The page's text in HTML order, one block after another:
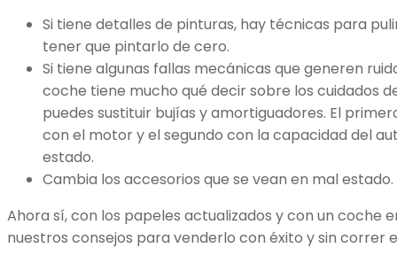
Si tiene detalles de pinturas, hay técnicas para
tener que pintarlo de cero.
Si tiene algunas fallas mecánicas que generen
coche tiene mucho qué decir sobre los cuidados
puedes sustituir bujías y amortiguadores. El
con el motor y el segundo con la capacidad del
estado.
Cambia los accesorios que se vean en mal estado.
Ahora sí, con los papeles actualizados y con un coche
nuestros consejos para venderlo con éxito y sin correr